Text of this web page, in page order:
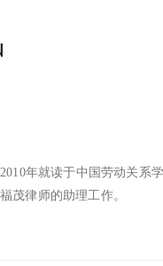
2010年就读于中国劳动关系
茂律师的助理工作。